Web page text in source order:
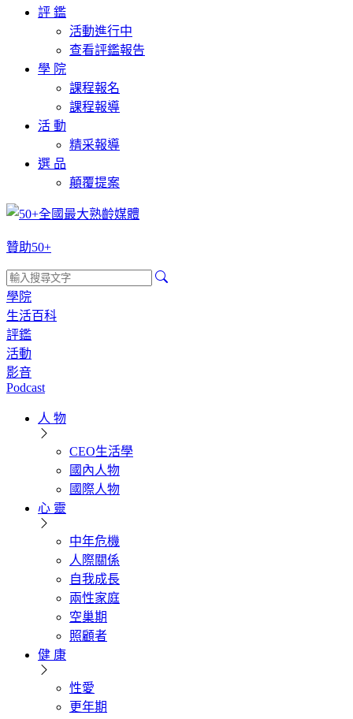
評 鑑
活動進行中
查看評鑑報告
學 院
課程報名
課程報導
活 動
精采報導
選 品
顛覆提案
贊助50+
學院
生活百科
評鑑
活動
影音
Podcast
人 物
CEO生活學
國內人物
國際人物
心 靈
中年危機
人際關係
自我成長
兩性家庭
空巢期
照顧者
健 康
性愛
更年期